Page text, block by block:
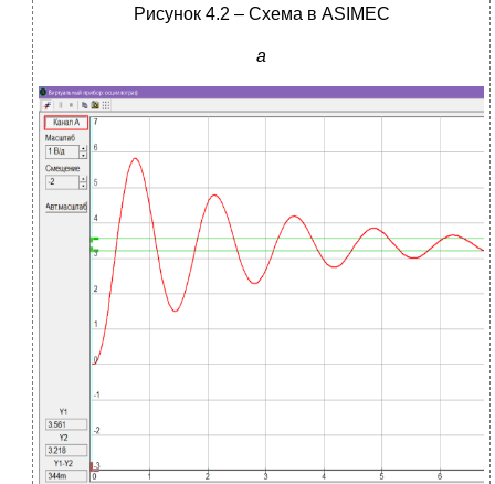
Рисунок 4.2 – Схема в ASIMEC
а